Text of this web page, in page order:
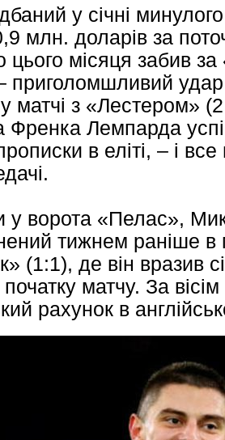
у січні
млн. доларів за
місяця забив
приголомшливий удар
матчі з «Лестером»
Френка Лемпарда
в еліті, – і
ворота «Пелас»,
тижнем раніше
(1:1), де він вразив
матчу. За вісім
рахунок в